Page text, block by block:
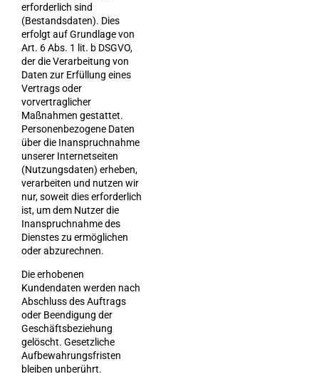
erforderlich sind
(Bestandsdaten). Dies
erfolgt auf Grundlage von
Art. 6 Abs. 1 lit. b DSGVO,
der die Verarbeitung von
Daten zur Erfüllung eines
Vertrags oder
vorvertraglicher
Maßnahmen gestattet.
Personenbezogene Daten
über die Inanspruchnahme
unserer Internetseiten
(Nutzungsdaten) erheben,
verarbeiten und nutzen wir
nur, soweit dies erforderlich
ist, um dem Nutzer die
Inanspruchnahme des
Dienstes zu ermöglichen
oder abzurechnen.
Die erhobenen
Kundendaten werden nach
Abschluss des Auftrags
oder Beendigung der
Geschäftsbeziehung
gelöscht. Gesetzliche
Aufbewahrungsfristen
bleiben unberührt.